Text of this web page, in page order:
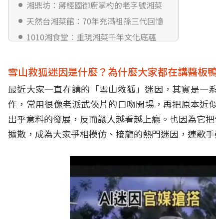
湘鼎坊：蔣經國御廚掌杓的老字號湘菜
天然台湘菜館：70年充滿祖孫三代回憶
1010湘食堂：重現湘菜千年文化底蘊
瀟湘園：道地湖南麻辣鮮香好滋味
彭園創始店：日本貴婦團指定品嘗
花娘小館：黃仁勳最愛的川菜餐廳
湖南菜怎麼點？
台北湖南菜常見問題
雪山救狐迷因是什麼？為什麼大家都在講醬板
最近大家一直在講的「雪山救狐」迷因，其實是一
作，常用很像老派武俠片的口吻開場，再把原本近
出乎意料的發展，反而讓人越看越上癮。也因為它
擴散，成為大家爭相模仿、接龍的熱門迷因，連歌